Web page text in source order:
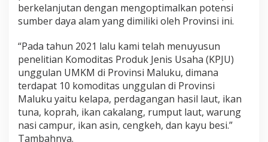
U
S
R
I
K
E
L
A
P
A
berkelanjutan dengan mengoptimalkan potensi
sumber daya alam yang dimiliki oleh Provinsi ini.
“Pada tahun 2021 lalu kami telah menuyusun
penelitian Komoditas Produk Jenis Usaha (KPJU)
unggulan UMKM di Provinsi Maluku, dimana
terdapat 10 komoditas unggulan di Provinsi
Maluku yaitu kelapa, perdagangan hasil laut, ikan
tuna, koprah, ikan cakalang, rumput laut, warung
nasi campur, ikan asin, cengkeh, dan kayu besi.”
Tambahnya.